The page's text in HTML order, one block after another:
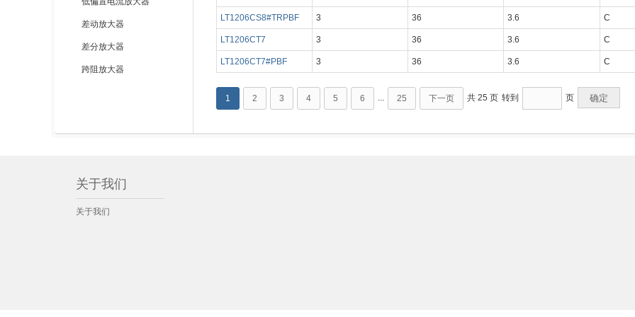
LT1206CS8#TRPBF 3 36 3.6 C
LT1206CT7 3 36 3.6 C
LT1206CT7#PBF 3 36 3.6 C
1 2 3 4 5 6 ... 25 下一页 共 25 页 转到 页 确定
差动放大器
差分放大器
跨阻放大器
关于我们
关于我们